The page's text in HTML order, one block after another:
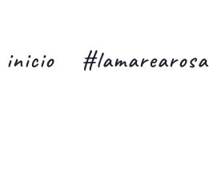
inicio #lamarearosa